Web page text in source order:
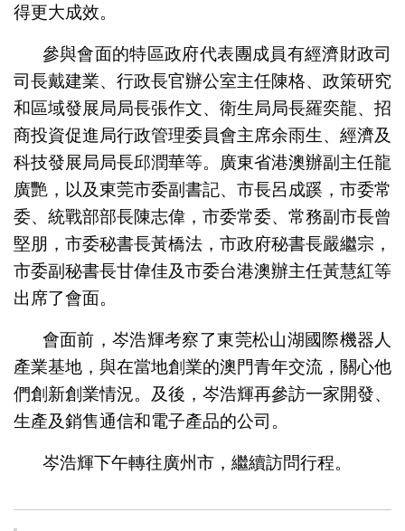
得更大成效。
參與會面的特區政府代表團成員有經濟財政司
司長戴建業、行政長官辦公室主任陳格、政策研究
和區域發展局局長張作文、衛生局局長羅奕龍、招
商投資促進局行政管理委員會主席余雨生、經濟及
科技發展局局長邱潤華等。廣東省港澳辦副主任龍
廣艷，以及東莞市委副書記、市長呂成蹊，市委常
委、統戰部部長陳志偉，市委常委、常務副市長曾
堅朋，市委秘書長黃橋法，市政府秘書長嚴繼宗，
市委副秘書長甘偉佳及市委台港澳辦主任黃慧紅等
出席了會面。
會面前，岑浩輝考察了東莞松山湖國際機器人
產業基地，與在當地創業的澳門青年交流，關心他
們創新創業情況。及後，岑浩輝再參訪一家開發、
生產及銷售通信和電子產品的公司。
岑浩輝下午轉往廣州市，繼續訪問行程。